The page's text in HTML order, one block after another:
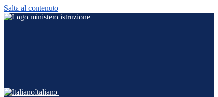
Salta al contenuto
Italiano